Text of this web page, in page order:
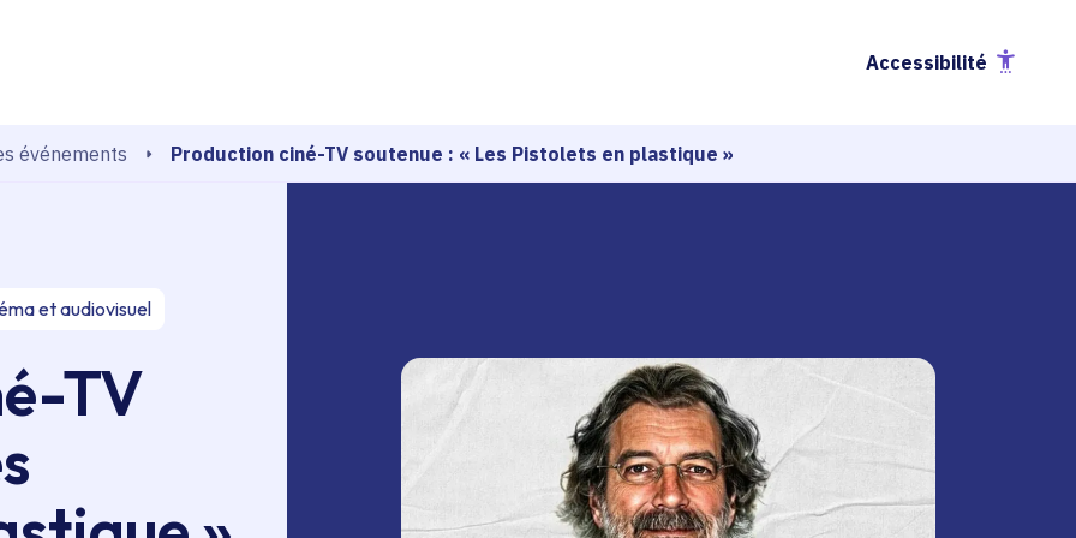
Accessibilité
événements Production ciné-TV soutenue : « Les Pistolets en plastique »
et audiovisuel
TV